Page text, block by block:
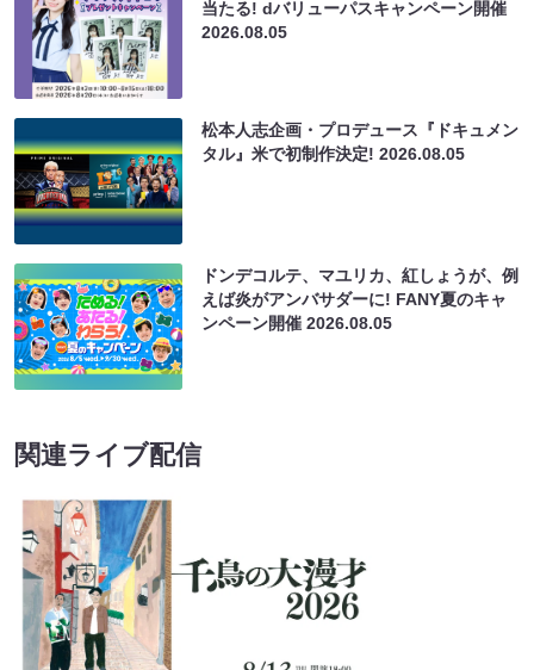
当たる! dバリューパスキャンペーン開催
2026.08.05
松本人志企画・プロデュース『ドキュメン
タル』米で初制作決定!2026.08.05
ドンデコルテ、マユリカ、紅しょうが、例
えば炎がアンバサダーに! FANY夏のキャ
ンペーン開催2026.08.05
関連ライブ配信